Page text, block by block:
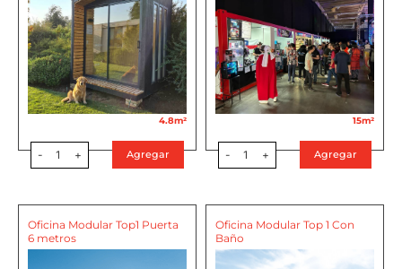
4.8m²
- 1 + Agregar
15m²
- 1 + Agregar
Oficina Modular Top1 Puerta
6 metros
Oficina Modular Top 1 Con
Baño